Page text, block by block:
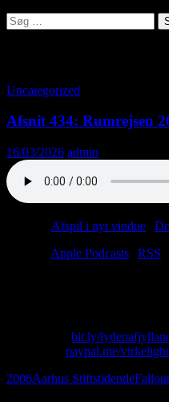
Søg
efter:
Uncategorized
Afsnit 434: Rumrejsen
16/03/2026 admin
Afspil i nyt vindue
Apple Podcasts RSS
bit.ly/
paypal.me/
2006Aarhus Stiftstidende